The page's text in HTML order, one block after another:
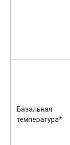
Базальная
температура*